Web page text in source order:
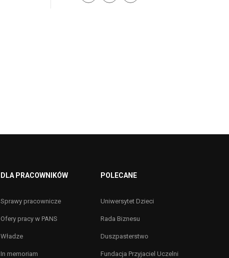
DLA PRACOWNIKÓW
Sprawy pracownicze
Ofery pracy w PANS
Władze
In memoriam
POLECANE
Uniwersytet Dzieci
Rada Biznesu
Duszpasterstwo
Fundacja Przyjaciel Uczelni